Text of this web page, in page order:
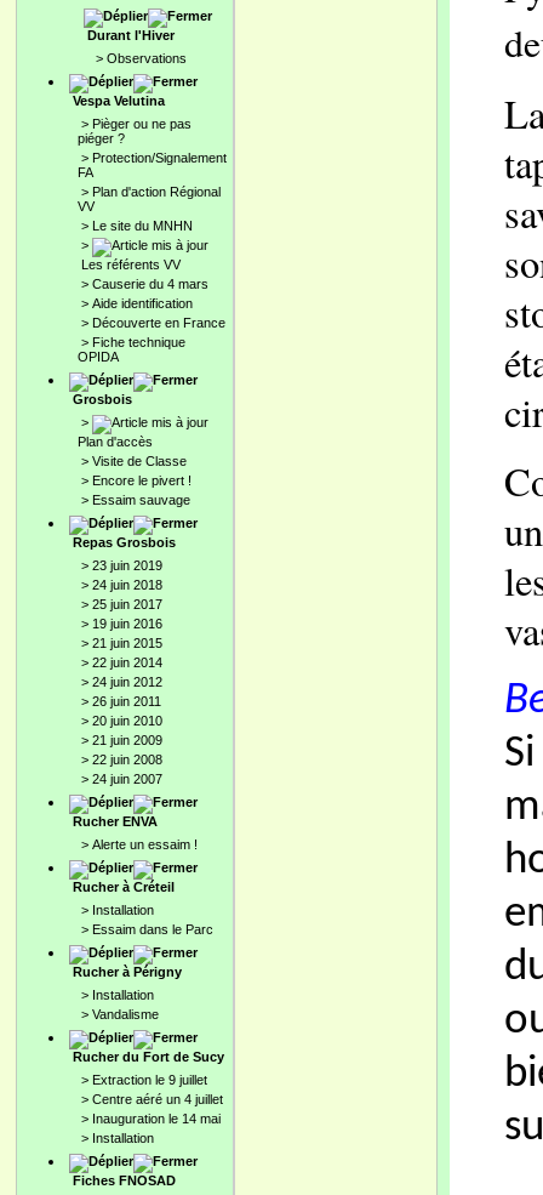
Durant l'Hiver
> Observations
Vespa Velutina
> Pièger ou ne pas
piéger ?
> Protection/Signalement
FA
> Plan d'action Régional
VV
> Le site du MNHN
>
Les référents VV
> Causerie du 4 mars
> Aide identification
> Découverte en France
> Fiche technique
OPIDA
Grosbois
>
Plan d'accès
> Visite de Classe
> Encore le pivert !
> Essaim sauvage
Repas Grosbois
> 23 juin 2019
> 24 juin 2018
> 25 juin 2017
> 19 juin 2016
> 21 juin 2015
> 22 juin 2014
> 24 juin 2012
> 26 juin 2011
> 20 juin 2010
> 21 juin 2009
> 22 juin 2008
> 24 juin 2007
Rucher ENVA
> Alerte un essaim !
Rucher à Créteil
> Installation
> Essaim dans le Parc
Rucher à Périgny
> Installation
> Vandalisme
Rucher du Fort de Sucy
> Extraction le 9 juillet
> Centre aéré un 4 juillet
> Inauguration le 14 mai
> Installation
Fiches FNOSAD